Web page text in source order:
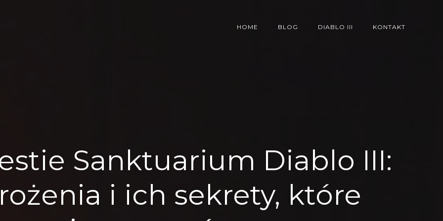
HOME BLOG DIABLO III KONTAKT
Sanktuarium Diablo III:
i ich sekrety, które